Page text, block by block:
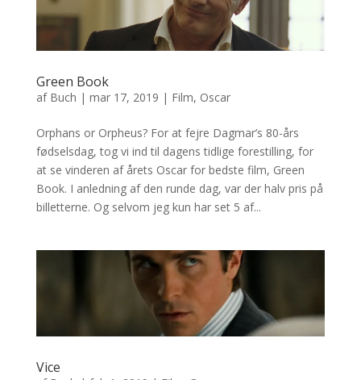
Green Book
af Buch | mar 17, 2019 | Film, Oscar
Orphans or Orpheus? For at fejre Dagmar’s 80-års
fødselsdag, tog vi ind til dagens tidlige forestilling, for
at se vinderen af årets Oscar for bedste film, Green
Book. I anledning af den runde dag, var der halv pris på
billetterne. Og selvom jeg kun har set 5 af...
Vice